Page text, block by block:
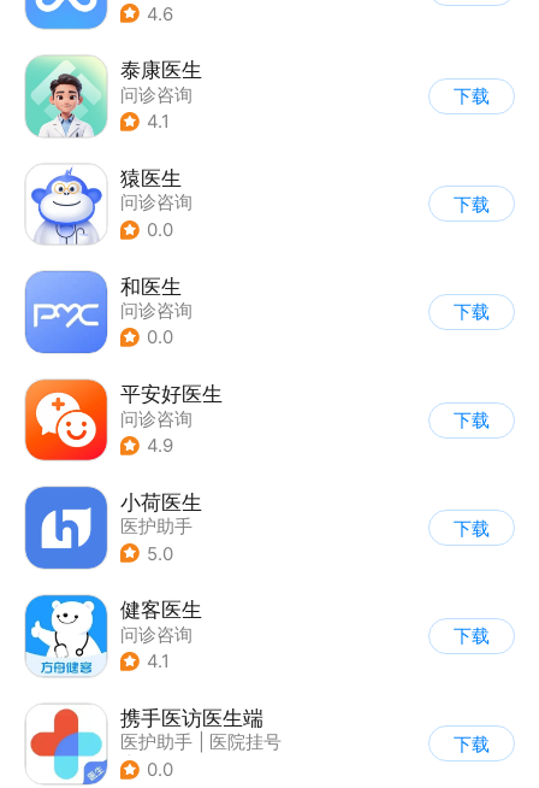
4.6
泰康医生
问诊咨询
4.1
下载
猿医生
问诊咨询
0.0
下载
和医生
问诊咨询
0.0
下载
平安好医生
问诊咨询
4.9
下载
小荷医生
医护助手
5.0
下载
健客医生
问诊咨询
4.1
下载
携手医访医生端
医护助手
医院挂号
| 问诊咨询
0.0
下载